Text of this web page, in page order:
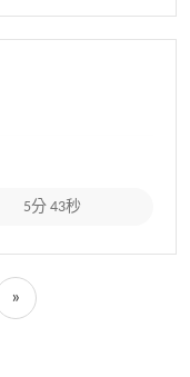
5分 43秒
»